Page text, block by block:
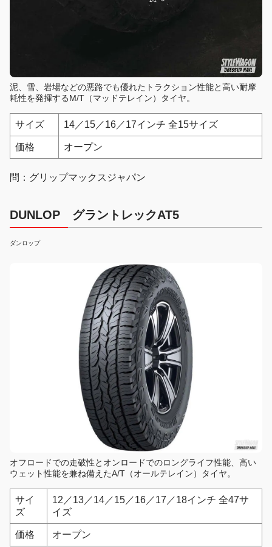
泥、雪、岩場などの悪路でも優れたトラクション性能と高い耐摩
耗性を発揮するM/T（マッドテレイン）タイヤ。
サイズ 14／15／16／17インチ 全15サイズ
価格 オープン
問：グリップマックスジャパン
DUNLOP グラントレックAT5
ダンロップ
オフロードでの走破性とオンロードでのロングライフ性能、高い
ウェット性能を兼ね備えたA/T（オールテレイン）タイヤ。
サイ
ズ
12／13／14／15／16／17／18インチ 全47サ
イズ
価格 オープン